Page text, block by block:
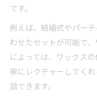
です。
例えば、結婚式やパー
わせたセットが可能で
によっては、ワックス
寧にレクチャーしてく
談できます。